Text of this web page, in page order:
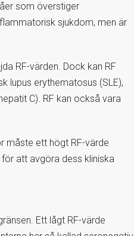
som överstiger
sjukdom, men är
RF-värden. Dock kan RF
lupus erythematosus (SLE),
C). RF kan också vara
måste ett högt RF-värde
att avgöra dess kliniska
Ett lågt RF-värde